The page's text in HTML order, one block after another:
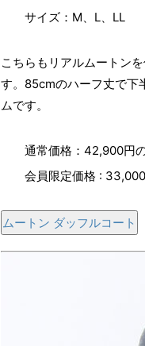
サイズ：M、L、LL
こちらもリアルムートン
す。85cmのハーフ丈で下
ムです。
通常価格：42,900円
会員限定価格 :
ムートン ダッフルコート